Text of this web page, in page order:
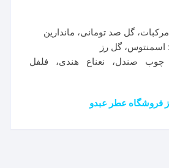
مرکبات، گل صد تومانی، ماندارین
اسمنتوس، گل رز
چوب صندل، نعناع هندی، فلفل
فروشگاه عطر عبدو